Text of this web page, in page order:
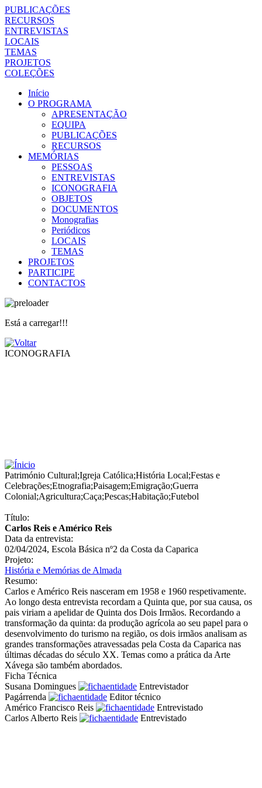
PUBLICAÇÕES
RECURSOS
ENTREVISTAS
LOCAIS
TEMAS
PROJETOS
COLEÇÕES
Início
O PROGRAMA
APRESENTAÇÃO
EQUIPA
PUBLICAÇÕES
RECURSOS
MEMÓRIAS
PESSOAS
ENTREVISTAS
ICONOGRAFIA
OBJETOS
DOCUMENTOS
Monografias
Periódicos
LOCAIS
TEMAS
PROJETOS
PARTICIPE
CONTACTOS
Está a carregar!!!
ICONOGRAFIA
Património Cultural;Igreja Católica;História Local;Festas e
Celebrações;Etnografia;Paisagem;Emigração;Guerra
Colonial;Agricultura;Caça;Pescas;Habitação;Futebol
Título:
Carlos Reis e Américo Reis
Data da entrevista:
02/04/2024, Escola Básica nº2 da Costa da Caparica
Projeto:
História e Memórias de Almada
Resumo:
Carlos e Américo Reis nasceram em 1958 e 1960 respetivamente.
Ao longo desta entrevista recordam a Quinta que, por sua causa, os
pais viriam a apelidar de Quinta dos Dois Irmãos. Recordando a
transformação da quinta: da produção agrícola ao seu papel para o
desenvolvimento do turismo na região, os dois irmãos analisam as
grandes transformações atravessadas pela Costa da Caparica nas
últimas décadas do século XX. Temas como a prática da Arte
Xávega são também abordados.
Ficha Técnica
Susana Domingues
Entrevistador
Pagárrenda
Editor técnico
Américo Francisco Reis
Entrevistado
Carlos Alberto Reis
Entrevistado